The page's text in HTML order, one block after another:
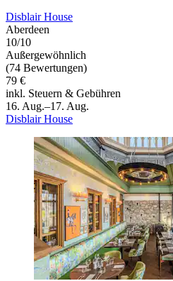
Disblair House
Aberdeen
10/10
Außergewöhnlich
(74 Bewertungen)
79 €
inkl. Steuern & Gebühren
16. Aug.–17. Aug.
Disblair House